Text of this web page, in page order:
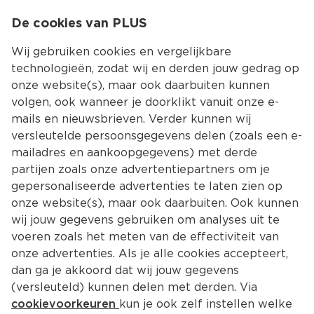
Kies jouw
Terug Producten
De cookies van PLUS
Wij gebruiken cookies en vergelijkbare
technologieën, zodat wij en derden jouw gedrag op
onze website(s), maar ook daarbuiten kunnen
volgen, ook wanneer je doorklikt vanuit onze e-
mails en nieuwsbrieven. Verder kunnen wij
versleutelde persoonsgegevens delen (zoals een e-
mailadres en aankoopgegevens) met derde
partijen zoals onze advertentiepartners om je
gepersonaliseerde advertenties te laten zien op
onze website(s), maar ook daarbuiten. Ook kunnen
wij jouw gegevens gebruiken om analyses uit te
voeren zoals het meten van de effectiviteit van
onze advertenties. Als je alle cookies accepteert,
dan ga je akkoord dat wij jouw gegevens
(versleuteld) kunnen delen met derden. Via
cookievoorkeuren kun je ook zelf instellen welke